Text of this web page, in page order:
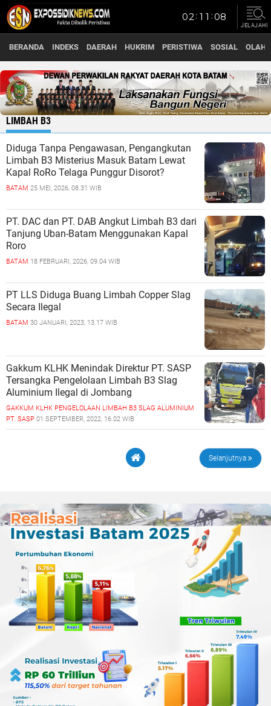
JELAJAHI
BERANDA INDEKS DAERAH HUKRIM PERISTIWA SOSIAL
LIMBAH B3
Diduga Tanpa Pengawasan, Pengangkutan
Limbah B3 Misterius Masuk Batam Lewat
Kapal RoRo Telaga Punggur Disorot?
BATAM 25 MEI, 2026, 08.31 WIB
PT. DAC dan PT. DAB Angkut Limbah B3 dari
Tanjung Uban-Batam Menggunakan Kapal
Roro
BATAM 18 FEBRUARI, 2026, 09.04 WIB
PT LLS Diduga Buang Limbah Copper Slag
Secara Ilegal
BATAM 30 JANUARI, 2023, 13.17 WIB
Gakkum KLHK Menindak Direktur PT. SASP
Tersangka Pengelolaan Limbah B3 Slag
Aluminium Ilegal di Jombang
GAKKUM KLHK PENGELOLAAN LIMBAH B3 SLAG ALUMINIUM
PT. SASP 01 SEPTEMBER, 2022, 16.02 WIB
Selanjutnya